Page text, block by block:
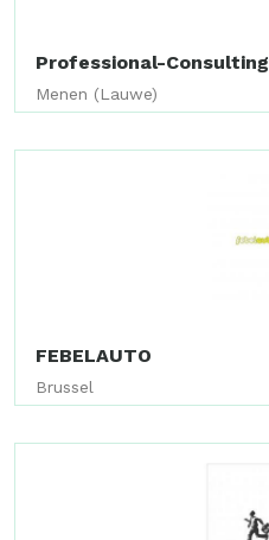
Professional-Consulting
Menen (Lauwe)
FEBELAUTO
Brussel